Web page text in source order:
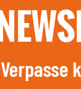
Verpasse